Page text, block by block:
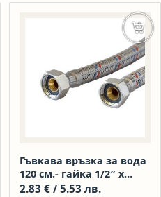
в количката
Гъвкава връзка за вода
120 см.- гайка 1/2″ х
гайка 1/2″
2.83 € / 5.53 лв.